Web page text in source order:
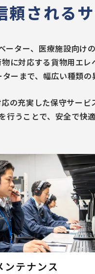
頼される
ター、医療施設向け
に対応する貨物用エレ
ーまで、幅広い種類の
の充実した保守サービ
うことで、安全で快
ンテナンス